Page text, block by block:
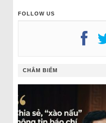
FOLLOW US
CHÂM BIẾM